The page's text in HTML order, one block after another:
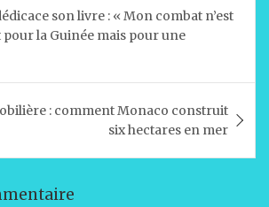
e
n
l
g
son livre : « Mon combat n’est
pour la Guinée mais pour une
: comment Monaco construit
six hectares en mer